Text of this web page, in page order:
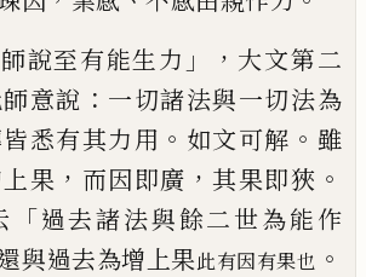
說至有能生力 」， 大文第二
意說 ： 一切諸法與一切法為
悉有其力用 。 如文可解 。 雖
果 ， 而因即廣 ，其果即狹 。
「過去諸法與餘二世為能作
與過去為增上果此有因有果也 。